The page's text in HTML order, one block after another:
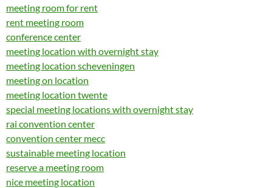
meeting room for rent
rent meeting room
conference center
meeting location with overnight stay
meeting location scheveningen
meeting on location
meeting location twente
special meeting locations with overnight stay
rai convention center
convention center mecc
sustainable meeting location
reserve a meeting room
nice meeting location